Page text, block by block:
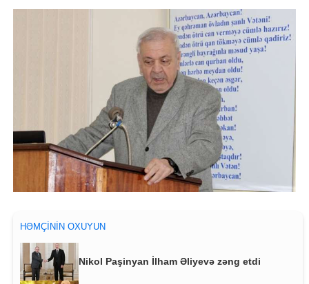
HƏMÇININ OXUYUN
Nikol Paşinyan İlham Əliyevə zəng etdi